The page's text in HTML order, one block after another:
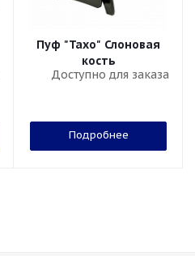
Пуф "Тахо" Слоновая
кость
Доступно для заказа
Подробнее